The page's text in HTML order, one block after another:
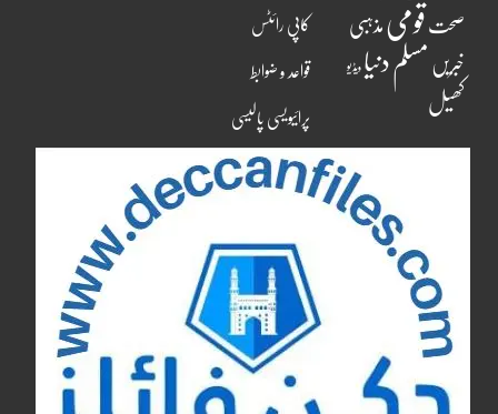
صحت قومی مذہبی
خبریں مسلم دنیا ویڈیو
کھیل
کاپی رائٹس
قواعد و ضوابط
پرائیویسی پالیسی